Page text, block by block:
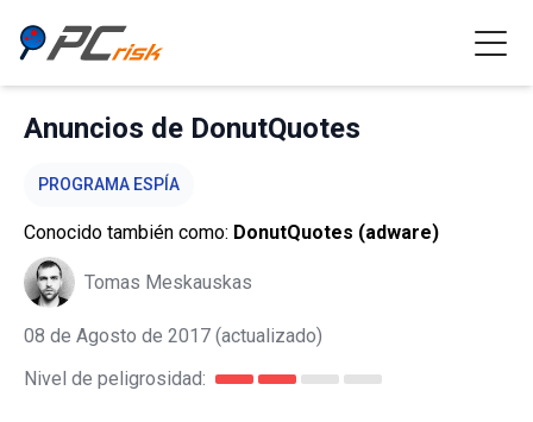
Anuncios de DonutQuotes
PROGRAMA ESPÍA
Conocido también como: DonutQuotes (adware)
Tomas Meskauskas
08 de Agosto de 2017 (actualizado)
Nivel de peligrosidad: